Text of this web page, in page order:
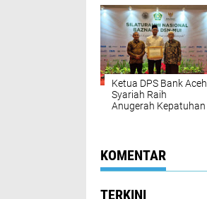
Ketua DPS Bank Aceh
Syariah Raih
Anugerah Kepatuhan
KOMENTAR
TERKINI